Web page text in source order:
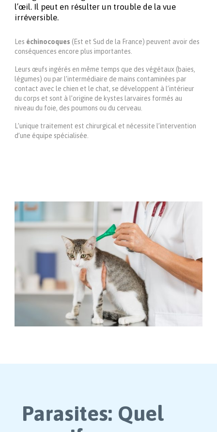
l’œil. Il peut en résulter un trouble de la vue
irréversible.
Les échinocoques (Est et Sud de la France) peuvent avoir des
conséquences encore plus importantes.
Leurs œufs ingérés en même temps que des végétaux (baies,
légumes) ou par l’intermédiaire de mains contaminées par
contact avec le chien et le chat, se développent à l’intérieur
du corps et sont à l’origine de kystes larvaires formés au
niveau du foie, des poumons ou du cerveau.
L’unique traitement est chirurgical et nécessite l’intervention
d’une équipe spécialisée.
Parasites: Quel